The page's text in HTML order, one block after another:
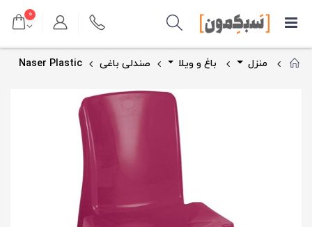
۰
منزل باغ و ویلا صندلی باغی Naser Plastic